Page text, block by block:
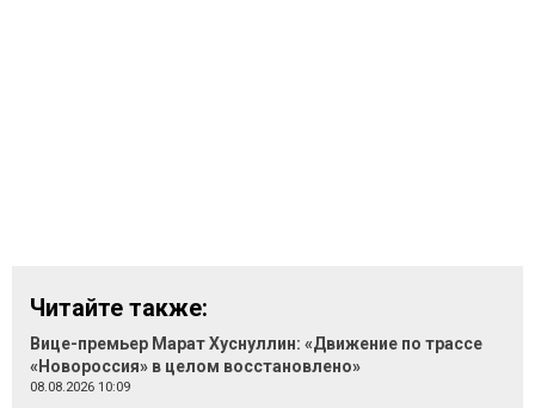
Читайте также:
Вице-премьер Марат Хуснуллин: «Движение по трассе
«Новороссия» в целом восстановлено»
08.08.2026 10:09